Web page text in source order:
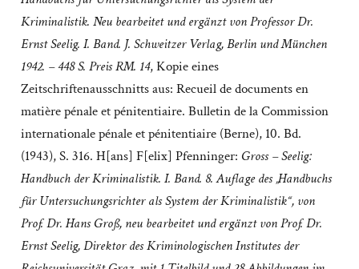
Kriminalistik. Neu bearbeitet und ergänzt von Professor Dr.
Ernst Seelig. I. Band. J. Schweitzer Verlag, Berlin und München
1942. – 448 S. Preis RM. 14, Kopie eines
Zeitschriftenausschnitts aus: Recueil de documents en
matière pénale et pénitentiaire. Bulletin de la Commission
internationale pénale et pénitentiaire (Berne), 10. Bd.
(1943), S. 316. H[ans] F[elix] Pfenninger: Gross – Seelig:
Handbuch der Kriminalistik. I. Band. 8. Auflage des „Handbuchs
für Untersuchungsrichter als System der Kriminalistik“, von
Prof. Dr. Hans Groß, neu bearbeitet und ergänzt von Prof. Dr.
Ernst Seelig, Direktor des Kriminologischen Institutes der